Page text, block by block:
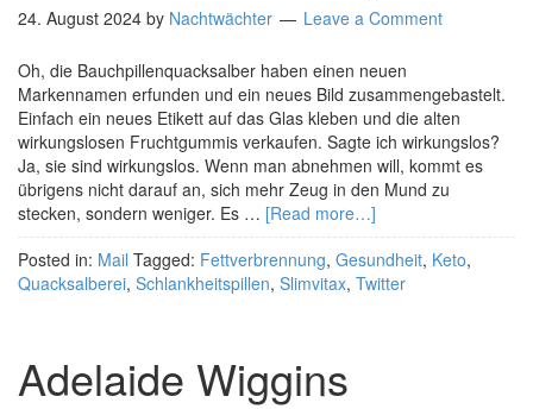
24. August 2024 by Nachtwächter Leave a Comment
Oh, die Bauchpillenquacksalber haben einen neuen
Markennamen erfunden und ein neues Bild zusammengebastelt.
Einfach ein neues Etikett auf das Glas kleben und die alten
wirkungslosen Fruchtgummis verkaufen. Sagte ich wirkungslos?
Ja, sie sind wirkungslos. Wenn man abnehmen will, kommt es
übrigens nicht darauf an, sich mehr Zeug in den Mund zu
stecken, sondern weniger. Es … [Read more…]
Posted in: Mail Tagged: Fettverbrennung, Gesundheit, Keto,
Quacksalberei, Schlankheitspillen, Slimvitax, Twitter
Adelaide Wiggins